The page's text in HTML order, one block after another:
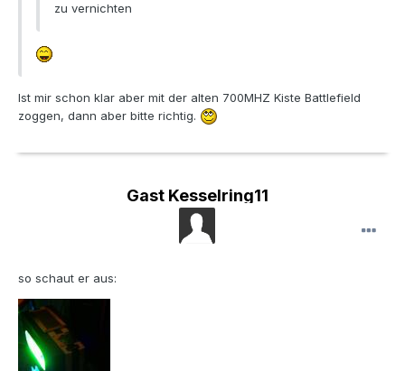
zu vernichten
Ist mir schon klar aber mit der alten 700MHZ Kiste Battlefield
zoggen, dann aber bitte richtig.
Gast Kesselring11
so schaut er aus: